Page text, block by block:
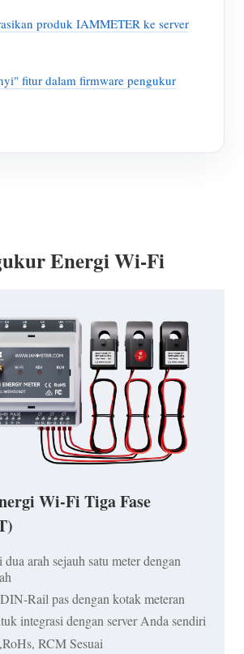
produk IAMMETER ke server
fitur dalam firmware pengukur
Energi Wi-Fi
Wi-Fi Tiga Fase
dua arah sejauh satu meter dengan
Rail pas dengan kotak meteran
integrasi dengan server Anda sendiri
RCM Sesuai